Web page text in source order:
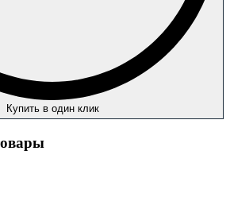
Купить в один клик